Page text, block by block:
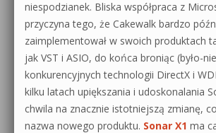
niespodzianek. Bliska współpraca z
przyczyna tego, że Cakewalk bardzo
zaimplementował w swoich produktach
jak VST i ASIO, do końca broniąc (było-
konkurencyjnych technologii DirectX i
kilku latach upiększania i udoskonalania
chwila na znacznie istotniejszą zmianę,
nazwa nowego produktu. Sonar X1 ma